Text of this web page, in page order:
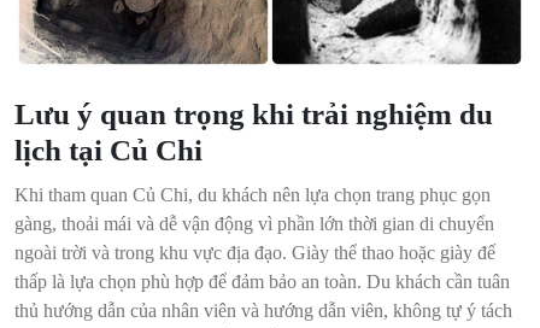
Lưu ý quan trọng khi trải nghiệm du
lịch tại Củ Chi
Khi tham quan Củ Chi, du khách nên lựa chọn trang phục gọn
gàng, thoải mái và dễ vận động vì phần lớn thời gian di chuyển
ngoài trời và trong khu vực địa đạo. Giày thể thao hoặc giày đế
thấp là lựa chọn phù hợp để đảm bảo an toàn. Du khách cần tuân
thủ hướng dẫn của nhân viên và hướng dẫn viên, không tự ý tách